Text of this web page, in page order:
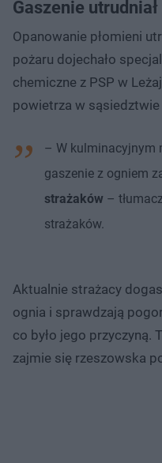
Gaszenie
Opanowanie płomieni
pożaru dojechało
chemiczne z PSP w
powietrza w sąsiedztwie
– W kulminacyjnym
gaszenie z ogniem
strażaków –
strażaków.
Aktualnie strażacy
ognia i sprawdzają
co było jego przyczyną.
zajmie się rzeszowska